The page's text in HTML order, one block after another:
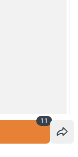
11